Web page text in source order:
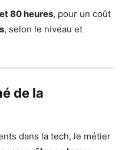
80 heures, pour un coût
, selon le niveau et
de la
dans la tech, le métier